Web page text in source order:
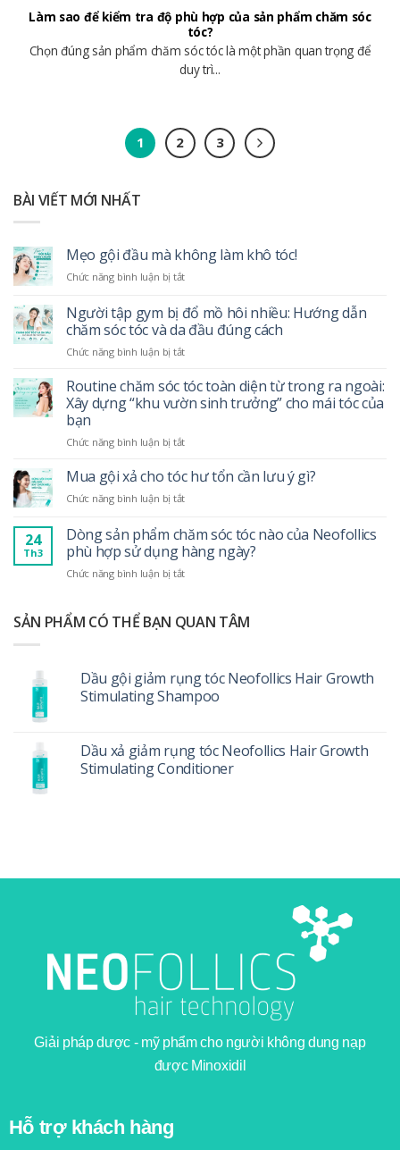
Làm sao để kiểm tra độ phù hợp của sản phẩm chăm sóc
tóc?
Chọn đúng sản phẩm chăm sóc tóc là một phần quan trọng để
duy trì...
1 2 3
BÀI VIẾT MỚI NHẤT
Mẹo gội đầu mà không làm khô tóc!
Chức năng bình luận bị tắtở
gội
đầu
mà
không
khô
tóc!
Người tập gym bị đổ mồ hôi nhiều: Hướng dẫn
chăm sóc tóc và da đầu đúng cách
Chức năng bình luận bị tắtở
tập
gym
bị
mồ
nhiều:
dẫn
sóc
tóc
da
cách
Routine chăm sóc tóc toàn diện từ trong ra ngoài:
Xây dựng “khu vườn sinh trưởng” cho mái tóc của
bạn
Chức năng bình luận bị tắtở
chăm
tóc
diện
từ
trong
ra
dựng
trưởng”
cho
của
bạn
Mua gội xả cho tóc hư tổn cần lưu ý gì?
Chức năng bình luận bị tắtở
gội
xả
cho
tóc
cần
lưu
24
Th3
Dòng sản phẩm chăm sóc tóc nào của Neofollics
phù hợp sử dụng hàng ngày?
Chức năng bình luận bị tắtở
phẩm
chăm
nào
của
Neofollics
sử
dụng
SẢN PHẨM CÓ THỂ BẠN QUAN TÂM
Dầu gội giảm rụng tóc Neofollics Hair Growth
Stimulating Shampoo
Dầu xả giảm rụng tóc Neofollics Hair Growth
Stimulating Conditioner
Giải pháp dược - mỹ phẩm cho người không dung nạp
được Minoxidil
Hỗ trợ khách hàng